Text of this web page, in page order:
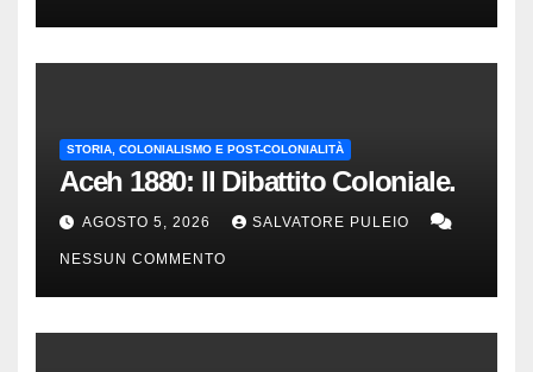
STORIA, COLONIALISMO E POST-COLONIALITÀ
Aceh 1880: Il Dibattito Coloniale.
AGOSTO 5, 2026 SALVATORE PULEIO
NESSUN COMMENTO